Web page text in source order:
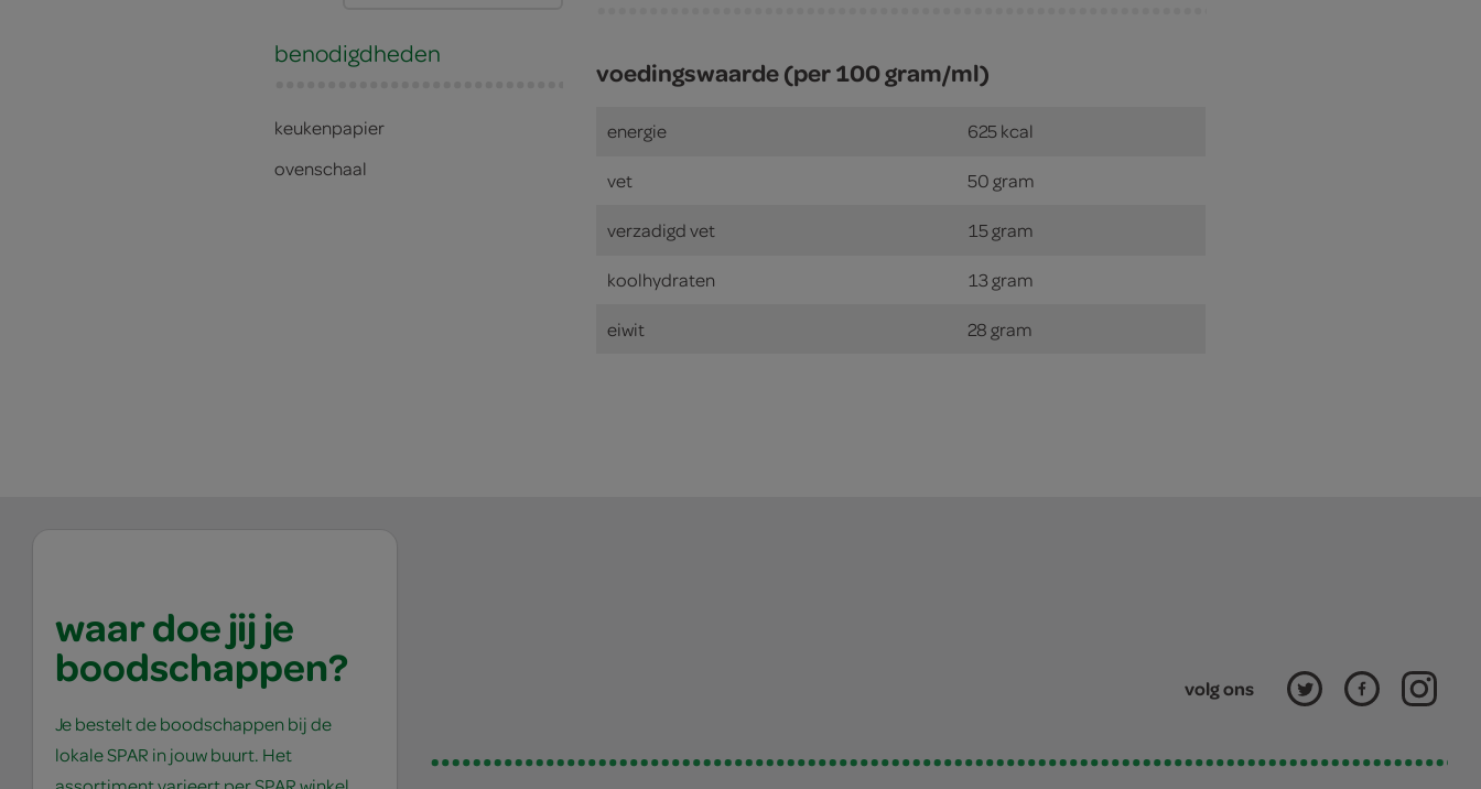
benodigdheden
keukenpapier
ovenschaal
voedingswaarde (per 100 gram/ml)
energie 625 kcal
vet 50 gram
verzadigd vet 15 gram
koolhydraten 13 gram
eiwit 28 gram
waar doe jij je
boodschappen?
Je bestelt de boodschappen bij de
lokale SPAR in jouw buurt. Het
volg ons